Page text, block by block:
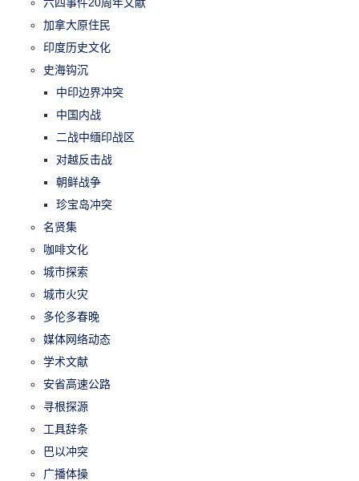
加拿大原住民
印度历史文化
史海钩沉
中印边界冲突
中国内战
二战中缅印战区
对越反击战
朝鲜战争
珍宝岛冲突
名贤集
咖啡文化
城市探索
城市火灾
多伦多春晚
媒体网络动态
学术文献
安省高速公路
寻根探源
工具辞条
巴以冲突
广播体操